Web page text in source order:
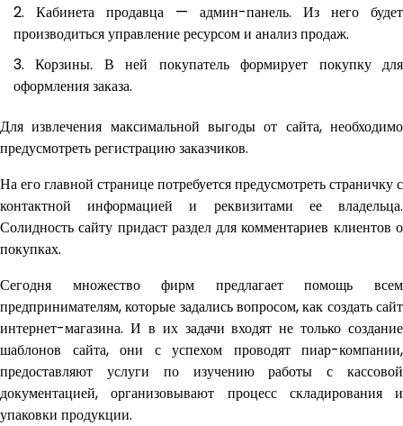
Кабинета продавца — админ-панель. Из него будет
производиться управление ресурсом и анализ продаж.
Корзины. В ней покупатель формирует покупку для
оформления заказа.
Для извлечения максимальной выгоды от сайта, необходимо
предусмотреть регистрацию заказчиков.
На его главной странице потребуется предусмотреть страничку с
контактной информацией и реквизитами ее владельца.
Солидность сайту придаст раздел для комментариев клиентов о
покупках.
Сегодня множество фирм предлагает помощь всем
предпринимателям, которые задались вопросом, как создать сайт
интернет-магазина. И в их задачи входят не только создание
шаблонов сайта, они с успехом проводят пиар-компании,
предоставляют услуги по изучению работы с кассовой
документацией, организовывают процесс складирования и
упаковки продукции.